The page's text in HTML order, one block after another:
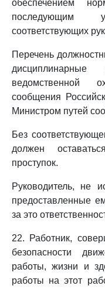
обеспечением
последующим
соответствующих
Перечень
ведомственной
сообщения
Министром путей
Без
должен
проступок.
Руководитель, не
предоставленные
за это
22. Работник,
безопасности
работы, жизни и
работы на этот